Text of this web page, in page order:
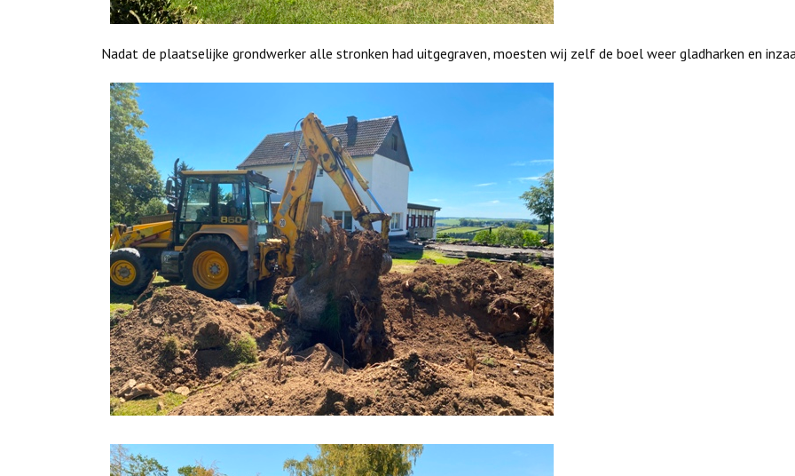
Nadat de plaatselijke grondwerker alle stronken had uitgegraven, moesten wij zelf de boel weer gladharken en